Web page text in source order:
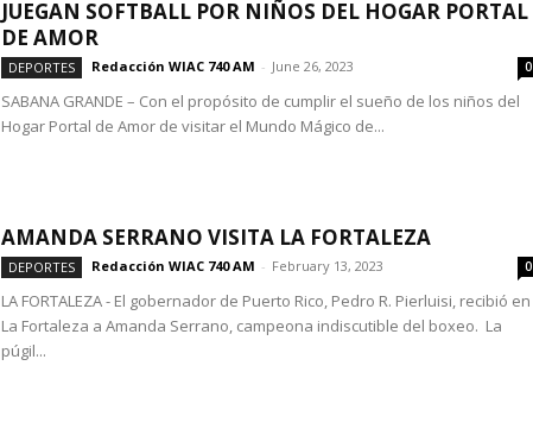
JUEGAN SOFTBALL POR NIÑOS DEL HOGAR PORTAL
DE AMOR
DEPORTES Redacción WIAC 740 AM - June 26, 2023 0
SABANA GRANDE – Con el propósito de cumplir el sueño de los niños del
Hogar Portal de Amor de visitar el Mundo Mágico de...
AMANDA SERRANO VISITA LA FORTALEZA
DEPORTES Redacción WIAC 740 AM - February 13, 2023 0
LA FORTALEZA - El gobernador de Puerto Rico, Pedro R. Pierluisi, recibió en
La Fortaleza a Amanda Serrano, campeona indiscutible del boxeo. La
púgil...